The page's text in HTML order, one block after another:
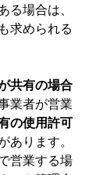
る場合は、
求められる
共有の場合
業者が営業
の使用許可
あります。
営業する場